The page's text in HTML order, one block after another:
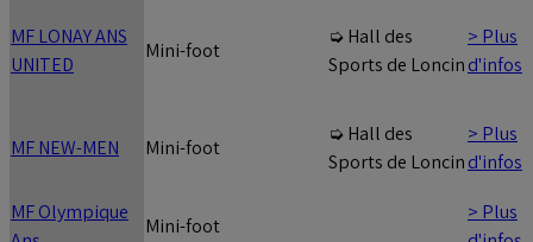
MF LONAY ANS
UNITED
Mini-foot
➭ Hall des
Sports de Loncin
> Plus
d'infos
MF NEW-MEN Mini-foot
➭ Hall des
Sports de Loncin
> Plus
d'infos
MF Olympique
Mini-foot
> Plus